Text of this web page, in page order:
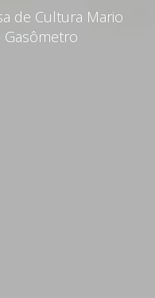
de Cultura Mario
Gasômetro